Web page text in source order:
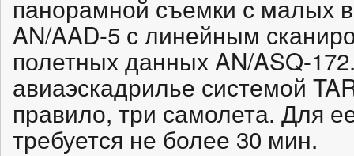
панорамной съемки с малых
AN/AAD-5 с линейным
полетных данных AN/ASQ-
авиаэскадрилье системой
правило, три самолета. Для
требуется не более 30 мин.